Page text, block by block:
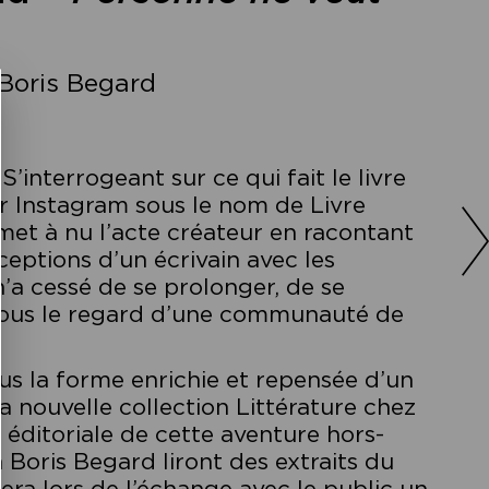
Begard
sur ce qui fait le livre
Instagram sous le nom de Livre
à nu l’acte créateur en racontant
d’un écrivain avec les
cessé de se prolonger, de se
le regard d’une communauté de
la forme enrichie et repensée d’un
la nouvelle collection Littérature chez
éditoriale de cette aventure hors-
Boris Begard liront des extraits du